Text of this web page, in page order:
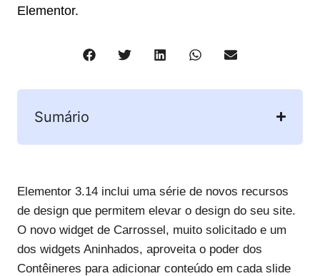
Elementor.
Sumário
Elementor 3.14 inclui uma série de novos recursos
de design que permitem elevar o design do seu site.
O novo widget de Carrossel, muito solicitado e um
dos widgets Aninhados, aproveita o poder dos
Contêineres para adicionar conteúdo em cada slide